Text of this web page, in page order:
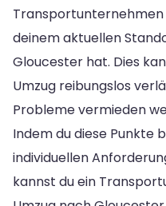
Transportunternehmen
deinem aktuellen
Gloucester hat. Dies
Umzug reibungslos
Probleme vermieden
Indem du diese Punkte
individuellen
kannst du ein